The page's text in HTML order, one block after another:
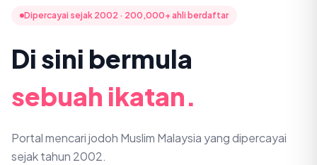
Dipercayai sejak 2002 · 200,000+ ahli berdaftar
Di sini bermula
sebuah ikatan.
Portal mencari jodoh Muslim Malaysia yang dipercayai
sejak tahun 2002.